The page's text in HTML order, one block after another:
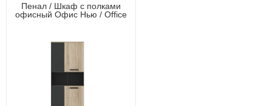
Пенал / Шкаф с полками
офисный Офис Нью / Office